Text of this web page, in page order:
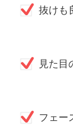
抜けも
見た目
フェー